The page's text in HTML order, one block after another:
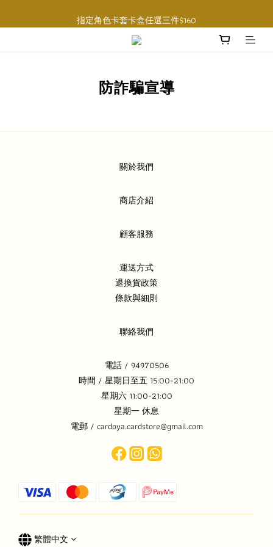
購物滿$1000免運費 (香港限定, 預訂商品除外)
指定角色卡套卡盒任選三件$160
購物滿$1000免運費 (香港限定, 預訂商品除外)
防詐騙宣導
關於我們
商店介紹
顧客服務
運送方式
退換貨政策
條款與細則
聯絡我們
電話 / 94970506
時間 / 星期日至五 15:00-21:00
星期六 11:00-21:00
星期一 休息
電郵 / cardoya.cardstore@gmail.com
繁體中文